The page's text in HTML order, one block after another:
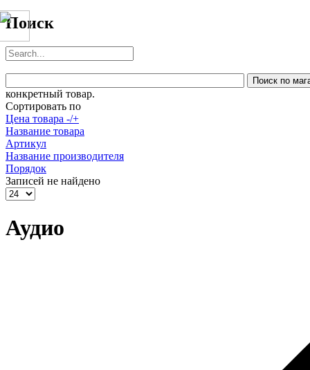
Поиск
конкретный товар.
Сортировать по
Цена товара -/+
Название товара
Артикул
Название производителя
Порядок
Записей не найдено
Аудио